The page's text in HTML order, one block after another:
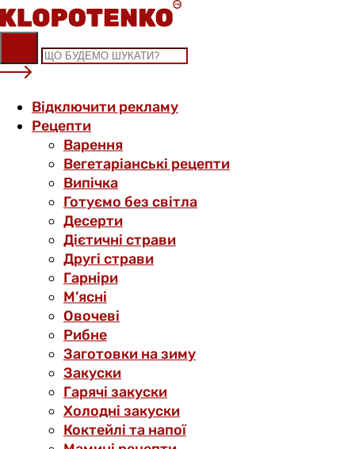
Skip
to
content
Відключити рекламу
Рецепти
Варення
Вегетаріанські рецепти
Випічка
Готуємо без світла
Десерти
Дієтичні страви
Другі страви
Гарніри
М’ясні
Овочеві
Рибне
Заготовки на зиму
Закуски
Гарячі закуски
Холодні закуски
Коктейлі та напої